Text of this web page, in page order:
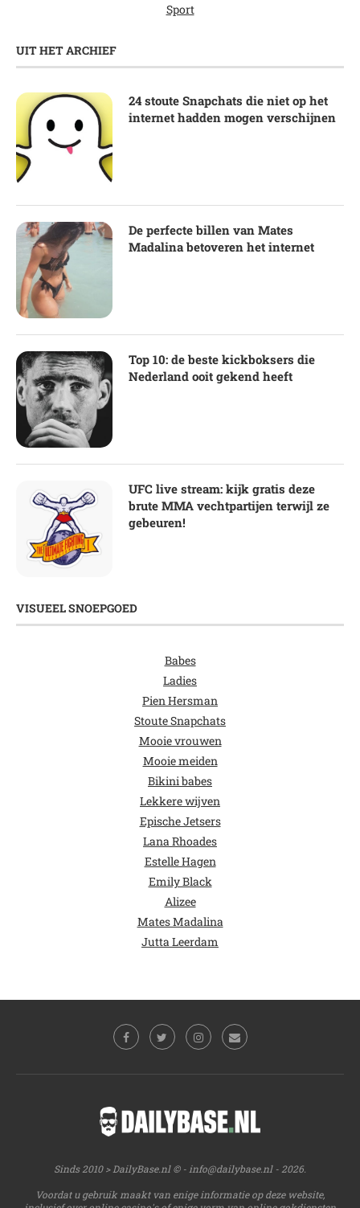
Sport
UIT HET ARCHIEF
24 stoute Snapchats die niet op het
internet hadden mogen verschijnen
De perfecte billen van Mates
Madalina betoveren het internet
Top 10: de beste kickboksers die
Nederland ooit gekend heeft
UFC live stream: kijk gratis deze
brute MMA vechtpartijen terwijl ze
gebeuren!
VISUEEL SNOEPGOED
Babes
Ladies
Pien Hersman
Stoute Snapchats
Mooie vrouwen
Mooie meiden
Bikini babes
Lekkere wijven
Epische Jetsers
Lana Rhoades
Estelle Hagen
Emily Black
Alizee
Mates Madalina
Jutta Leerdam
Sinds 2010 > DailyBase.nl © - info@dailybase.nl- 2026.
Voordat u gebruik maakt van enige informatie op deze website,